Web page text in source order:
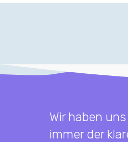
Wir haben
immer der